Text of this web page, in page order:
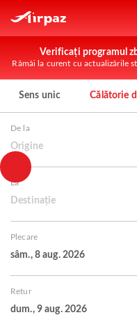
Verificați programul
Rămâi la curent cu actualizările
Sens unic Călătorie
De la
Origine
La
Destinație
Plecare
sâm., 8 aug. 2026
Retur
dum., 9 aug. 2026